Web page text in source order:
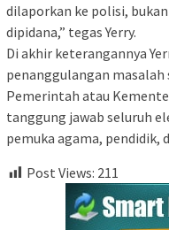
dilaporkan ke polisi,
dipidana,” tegas Yerry.
Di akhir keterangannya
penanggulangan masalah
Pemerintah atau
tanggung jawab seluruh
pemuka agama, pendidik,
Post Views: 211